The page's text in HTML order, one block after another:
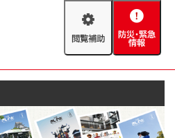
閲
助
防
緊
情
報
AED設置箇所